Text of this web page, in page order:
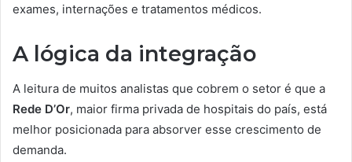
exames, internações e tratamentos médicos.
A lógica da integração
A leitura de muitos analistas que cobrem o setor é que a
Rede D’Or, maior firma privada de hospitais do país, está
melhor posicionada para absorver esse crescimento de
demanda.